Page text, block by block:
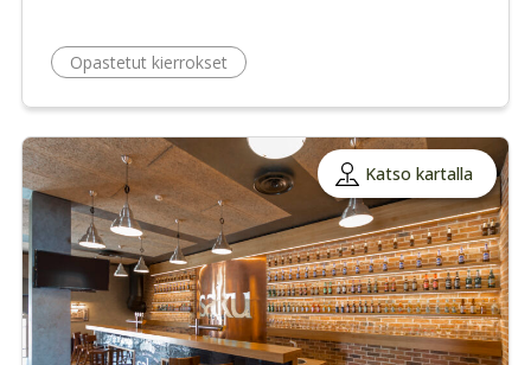
Opastetut kierrokset
Katso kartalla